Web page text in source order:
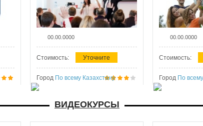
00.00.0000
Стоимость: Уточните
Город По всему Казахстану
00.00.0000
Стоимость:
Город По
ВИДЕОКУРСЫ